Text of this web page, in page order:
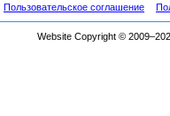
Пользовательское соглашение
Website Copyright ©